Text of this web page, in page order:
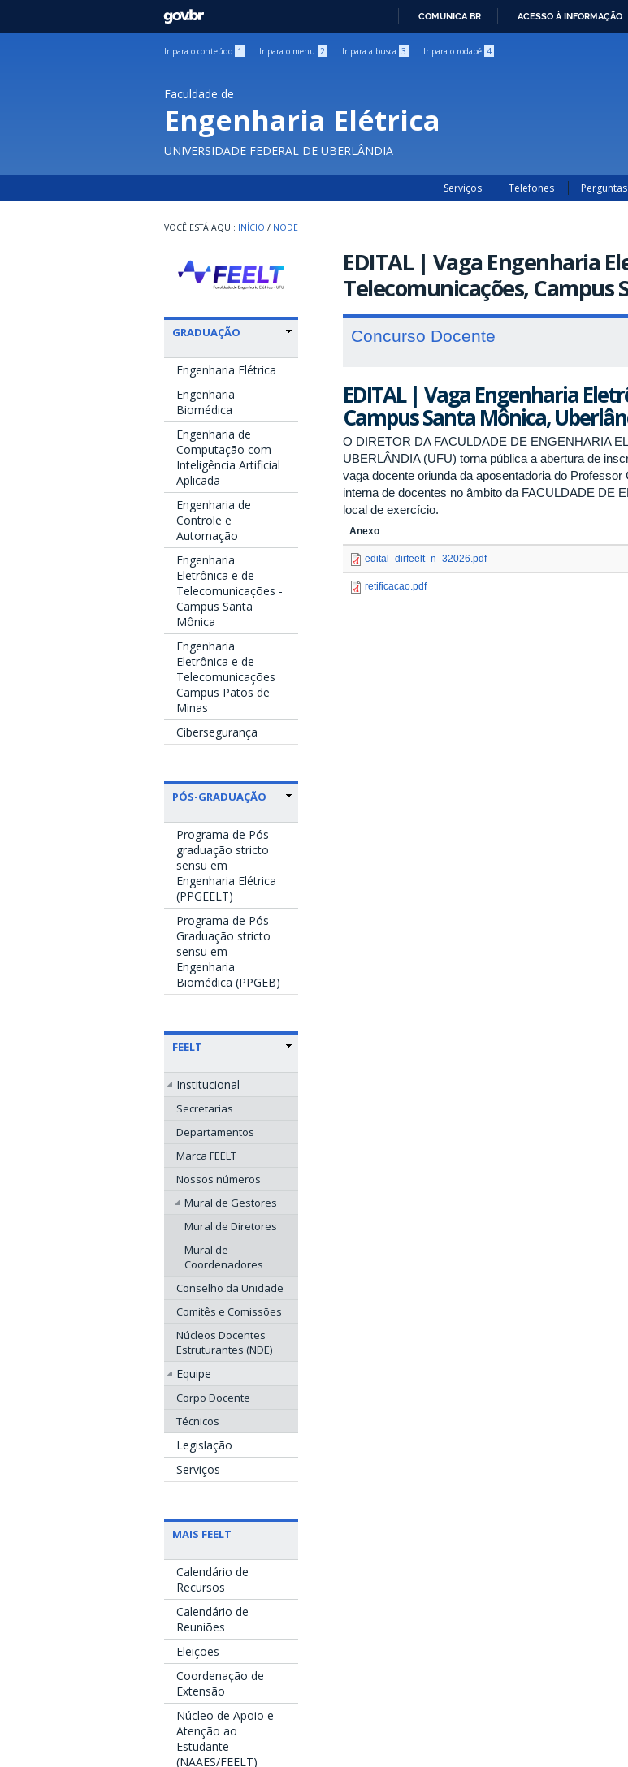
GOVBR
COMUNICA BR ACESSO À INFORMAÇÃO
Ir para o conteúdo 1 Ir para o menu 2 Ir para a busca 3 Ir para o rodapé 4
Faculdade de
Engenharia Elétrica
UNIVERSIDADE FEDERAL DE UBERLÂNDIA
Serviços Telefones
INÍCIO / NODE
GRADUAÇÃO
Engenharia Elétrica
Engenharia
Biomédica
Engenharia de
Computação com
Inteligência Artificial
Aplicada
Engenharia de
Controle e
Automação
Engenharia
Eletrônica e de
Telecomunicações -
Campus Santa
Mônica
Engenharia
Eletrônica e de
Telecomunicações
Campus Patos de
Minas
Cibersegurança
PÓS-GRADUAÇÃO
Programa de Pós-
graduação stricto
sensu em
Engenharia Elétrica
(PPGEELT)
Programa de Pós-
Graduação stricto
sensu em
Engenharia
Biomédica (PPGEB)
FEELT
Institucional
Secretarias
Departamentos
Marca FEELT
Nossos números
Mural de Gestores
Mural de Diretores
Mural de
Coordenadores
Conselho da Unidade
Comitês e Comissões
Núcleos Docentes
Estruturantes (NDE)
Equipe
Corpo Docente
Técnicos
Legislação
Serviços
MAIS FEELT
Calendário de
Recursos
Calendário de
Reuniões
Eleições
Coordenação de
Extensão
Núcleo de Apoio e
Atenção ao
Estudante
(NAAES/FEELT)
EDITAL | Vaga Engenharia
Telecomunicações, Campus
Concurso Docente
EDITAL | Vaga Engenharia
Campus Santa Mônica,
O DIRETOR DA FACULDADE DE ENGENHARIA
UBERLÂNDIA (UFU) torna pública a abertura de
vaga docente oriunda da aposentadoria do
interna de docentes no âmbito da FACULDADE DE
local de exercício.
Anexo
edital_dirfeelt_n_32026.pdf
retificacao.pdf